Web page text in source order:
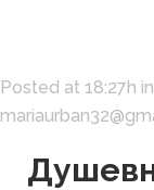
Posted at 18:27h in